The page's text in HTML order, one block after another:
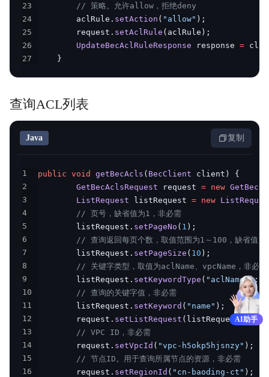
23
// 策略。允许allow，拒绝deny
24
        aclRule
. setAction ( "allow" ) ;
25
        request
. setAclRule ( aclRule ) ;
26
UpdateBecAclRuleResponse response =
27
}
查询ACL列表
Java 复制
1 public void getBecAcls ( BecClient client )
{
2
GetBecAclsRequest request = new
3
ListRequest listRequest = new
4
// 页号，缺省值为1，非必需
5
        listRequest
. setPageNo ( 1 ) ;
6
// 查询返回每页个数，取值范围为1～100，缺省值为
7
        listRequest
. setPageSize ( 10 ) ;
8
// 关键字类型，取值为aclName、vpcName，非必需
9
        listRequest
. setKeywordType ( "aclName");
10
// 查询的关键字值，非必需
11
        listRequest
. setKeyword ( "name" ) ;
12
        request
. setListRequest ( listRequest);
13
// VPC ID，非必需
14
        request
. setVpcId ( "vpc-h5okp5hjsnzy" ) ;
15
// 节点ID。用于查询所属节点的资源，非必需
16
        request
. setRegionId ( "cn-baoding-ct" ) ;
AI助手